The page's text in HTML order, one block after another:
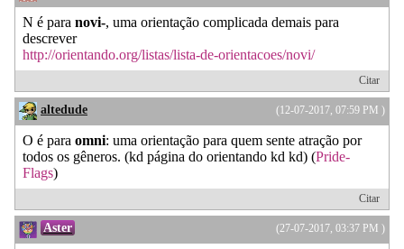
N é para novi-, uma orientação complicada demais para
descrever
http://orientando.org/listas/lista-de-orientacoes/novi/
Citar
(12-07-2017, 07:59 PM )
altedude
O é para omni: uma orientação para quem sente atração por
todos os gêneros. (kd página do orientando kd kd) (Pride-
Flags)
Citar
(27-07-2017, 03:37 PM )
Aster